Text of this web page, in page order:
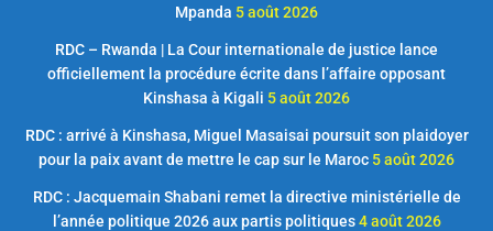
Mpanda 5 août 2026
RDC – Rwanda | La Cour internationale de justice lance
officiellement la procédure écrite dans l’affaire opposant
Kinshasa à Kigali 5 août 2026
RDC : arrivé à Kinshasa, Miguel Masaisai poursuit son plaidoyer
pour la paix avant de mettre le cap sur le Maroc 5 août 2026
RDC : Jacquemain Shabani remet la directive ministérielle de
l’année politique 2026 aux partis politiques 4 août 2026